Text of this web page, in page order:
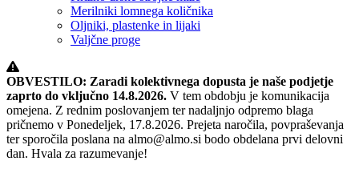
Merilniki lomnega količnika
Oljniki, plastenke in lijaki
Valjčne proge
OBVESTILO: Zaradi kolektivnega dopusta je naše podjetje
zaprto do vključno 14.8.2026. V tem obdobju je komunikacija
omejena. Z rednim poslovanjem ter nadaljnjo odpremo blaga
pričnemo v Ponedeljek, 17.8.2026. Prejeta naročila, povpraševanja
ter sporočila poslana na almo@almo.si bodo obdelana prvi delovni
dan. Hvala za razumevanje!